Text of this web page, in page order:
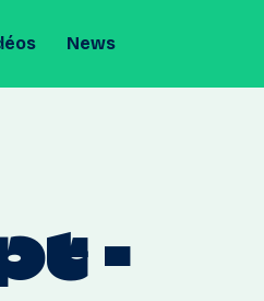
News
-